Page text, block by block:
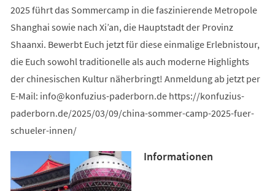
2025 führt das Sommercamp in die faszinierende Metropole
Shanghai sowie nach Xi’an, die Hauptstadt der Provinz
Shaanxi. Bewerbt Euch jetzt für diese einmalige Erlebnistour,
die Euch sowohl traditionelle als auch moderne Highlights
der chinesischen Kultur näherbringt! Anmeldung ab jetzt per
E-Mail: info konfuzius-paderborn dehttps://konfuzius-
paderborn.de/2025/03/09/china-sommer-camp-2025-fuer-
schueler-innen/
Informationen